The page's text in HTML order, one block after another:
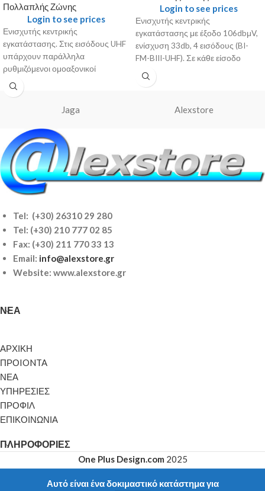
Αυτό είναι ένα δοκιμαστικό κατάστημα για
Πολλαπλής Ζώνης
Login to see prices
Ενισχυτής κεντρικής
εγκατάστασης. Στις εισόδους UHF
υπάρχουν παράλληλα
ρυθμιζόμενοι ομοαξονικοί
εξασθενητές στο 1ο & 2ο στάδιο
ενίσχυσης (interstage), τεχνολογία
Login to see prices
Ενισχυτής κεντρικής
εγκατάστασης με έξοδο 106dbμV,
ενίσχυση 33db, 4 εισόδους (BI-
FM-BIII-UHF). Σε κάθε είσοδο
διαθέτει ενσωματωμένους
εξασθενητές 0-15db. Είναι έτοιμος
Jaga Alexstore
Tel: (+30) 26310 29 280
Tel: (+30) 210 777 02 85
Fax: (+30) 211 770 33 13
Email: info@alexstore.gr
Website: www.alexstore.gr
ΝΈΑ
ΑΡΧΙΚΗ
ΠΡΟIONTA
ΝΕΑ
ΥΠΗΡΕΣΙΕΣ
ΠΡΟΦΙΛ
ΕΠΙΚΟΙΝΩΝΙΑ
ΠΛΗΡΟΦΟΡΊΕΣ
One Plus Design.com 2025